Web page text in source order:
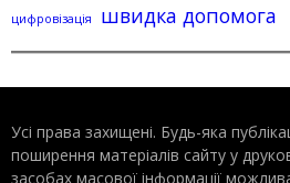
цифровізація швидка допомога
Усі права захищені. Будь-яка
поширення матеріалів сайту у
засобах масової інформації